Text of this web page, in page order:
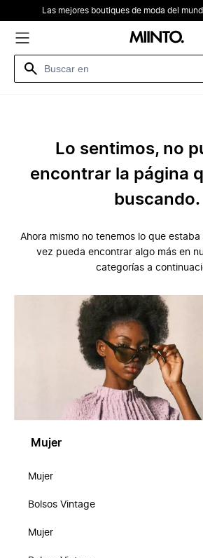
Las mejores boutiques de moda del
Lo sentimos, no
encontrar la página
buscando.
Ahora mismo no tenemos lo que estaba
vez pueda encontrar algo más en
categorías a
Mujer
Mujer
Bolsos Vintage
Mujer